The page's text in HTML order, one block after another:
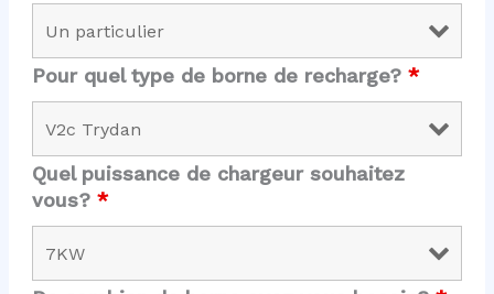
Pour quel type de borne de recharge? *
Quel puissance de chargeur souhaitez
vous? *